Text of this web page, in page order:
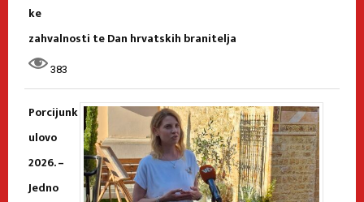
ke
zahvalnosti te Dan hrvatskih branitelja
383
Porcijunk
ulovo
2026. –
Jedno